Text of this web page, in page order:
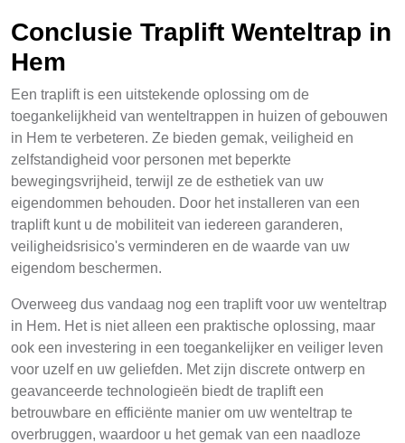
Conclusie Traplift Wenteltrap in
Hem
Een traplift is een uitstekende oplossing om de
toegankelijkheid van wenteltrappen in huizen of gebouwen
in Hem te verbeteren. Ze bieden gemak, veiligheid en
zelfstandigheid voor personen met beperkte
bewegingsvrijheid, terwijl ze de esthetiek van uw
eigendommen behouden. Door het installeren van een
traplift kunt u de mobiliteit van iedereen garanderen,
veiligheidsrisico's verminderen en de waarde van uw
eigendom beschermen.
Overweeg dus vandaag nog een traplift voor uw wenteltrap
in Hem. Het is niet alleen een praktische oplossing, maar
ook een investering in een toegankelijker en veiliger leven
voor uzelf en uw geliefden. Met zijn discrete ontwerp en
geavanceerde technologieën biedt de traplift een
betrouwbare en efficiënte manier om uw wenteltrap te
overbruggen, waardoor u het gemak van een naadloze